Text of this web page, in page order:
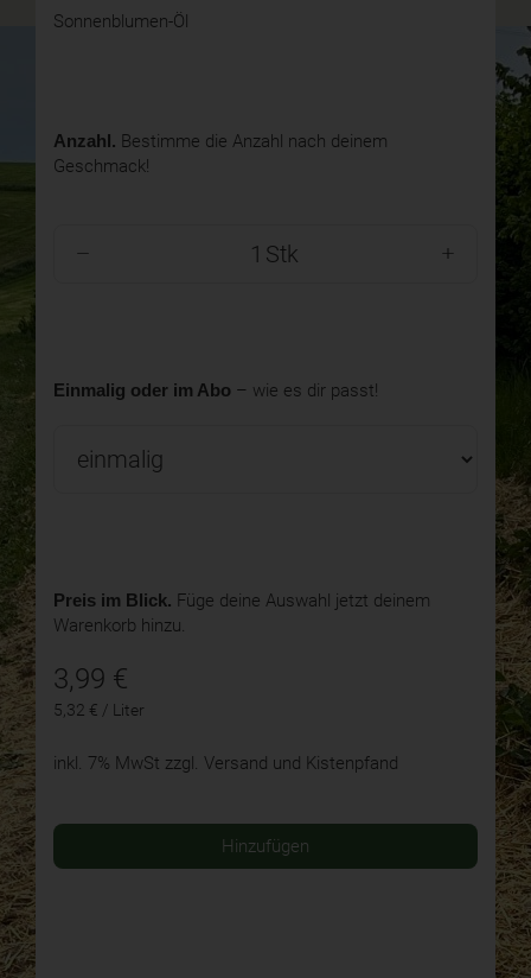
Sonnenblumen-Öl
Anzahl. Bestimme die Anzahl nach deinem
Geschmack!
Stk
Einmalig oder im Abo – wie es dir passt!
Preis im Blick. Füge deine Auswahl jetzt deinem
Warenkorb hinzu.
3,99 €
5,32 € / Liter
inkl. 7% MwSt zzgl. Versand und Kistenpfand
Hinzufügen